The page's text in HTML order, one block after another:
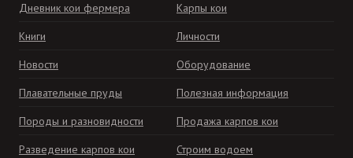
Дневник кои фермера
Карпы кои
Книги
Личности
Новости
Оборудование
Плавательные пруды
Полезная информация
Породы и разновидности
Продажа карпов кои
Разведение карпов кои
Строим водоем